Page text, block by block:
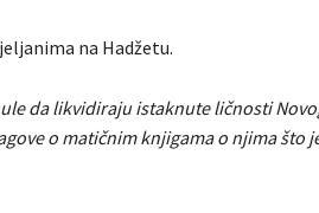
na Hadžetu.
da likvidiraju istaknute ličnosti
o matičnim knjigama o njima što